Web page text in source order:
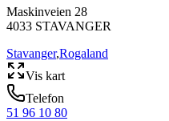
Maskinveien 28
4033 STAVANGER
Stavanger,Rogaland
Vis kart
Telefon
51 96 10 80